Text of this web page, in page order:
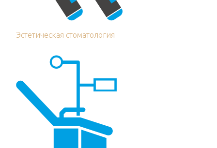
Эстетическая стоматология